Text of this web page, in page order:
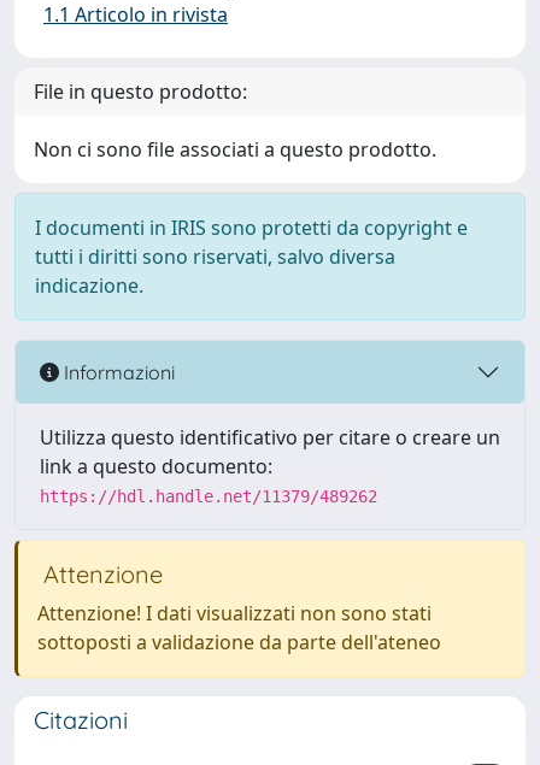
1.1 Articolo in rivista
File in questo prodotto:
Non ci sono file associati a questo prodotto.
I documenti in IRIS sono protetti da copyright e
tutti i diritti sono riservati, salvo diversa
indicazione.
Informazioni
Utilizza questo identificativo per citare o creare un
link a questo documento:
https://hdl.handle.net/11379/489262
Attenzione
Attenzione! I dati visualizzati non sono stati
sottoposti a validazione da parte dell'ateneo
Citazioni